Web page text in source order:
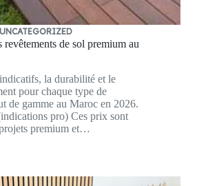
UNCATEGORIZED
de sol premium au
la durabilité et le
pour chaque type de
de gamme au Maroc en 2026.
pro) Ces prix sont
premium et…